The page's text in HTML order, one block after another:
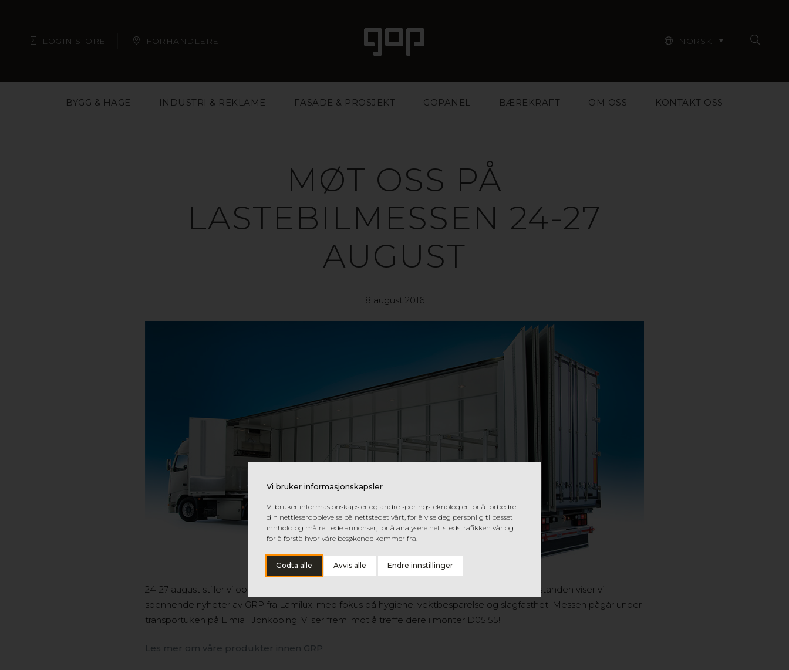
Vi bruker informasjonskapsler
Vi bruker informasjonskapsler og andre sporingsteknologier for å forbedre
din nettleseropplevelse på nettstedet vårt, for å vise deg personlig tilpasset
innhold og målrettede annonser, for å analysere nettstedstrafikken vår og
for å forstå hvor våre besøkende kommer fra.
Godta alle Avvis alle Endre innstillinger
LOGIN STORE FORHANDLERE NORSK
BYGG & HAGE INDUSTRI & REKLAME FASADE & PROSJEKT GOPANEL BÆREKRAFT OM OSS KONTAKT OSS
MØT OSS PÅ
LASTEBILMESSEN 24-27
AUGUST
8 august 2016
24-27 august stiller vi opp på Lastebil 2016, Sveriges største messe for transportbransjen. På standen viser vi
spennende nyheter av GRP fra Lamilux, med fokus på hygiene, vektbesparelse og slagfasthet. Messen pågår under
transportuken på Elmia i Jönköping. Vi ser frem imot å treffe dere i monter D05:55!
Les mer om våre produkter innen GRP